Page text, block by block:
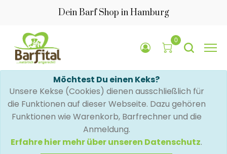
Dein Barf Shop in Hamburg
0
Möchtest Du einen Keks?
Unsere Kekse (Cookies) dienen ausschließlich für
die Funktionen auf dieser Webseite. Dazu gehören
Funktionen wie Warenkorb, Barfrechner und die
Anmeldung.
Erfahre hier mehr über unseren Datenschutz.